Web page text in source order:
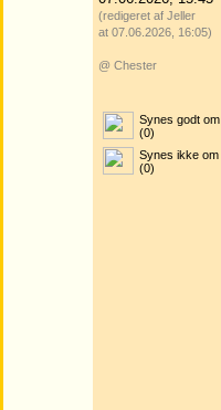
(redigeret af Jeller
at 07.06.2026, 16:05)
@ Chester
Synes godt om
(0)
Synes ikke om
(0)